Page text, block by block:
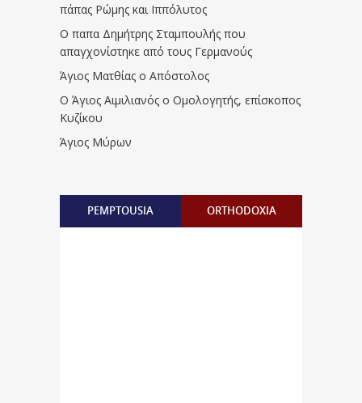
πάπας Ρώμης και Ιππόλυτος
Ο παπα Δημήτρης Σταμπουλής που
απαγχονίστηκε από τους Γερμανούς
Άγιος Ματθίας ο Απόστολος
Ο Άγιος Αιμιλιανός ο Ομολογητής, επίσκοπος
Κυζίκου
Άγιος Μύρων
PEMPTOUSIA ORTHODOXIA